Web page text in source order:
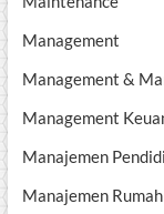
Management
Management &
Management
Manajemen
Manajemen